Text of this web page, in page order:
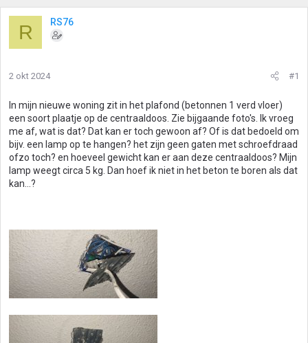
R RS76
2 okt 2024 #1
In mijn nieuwe woning zit in het plafond (betonnen 1 verd vloer)
een soort plaatje op de centraaldoos. Zie bijgaande foto's. Ik vroeg
me af, wat is dat? Dat kan er toch gewoon af? Of is dat bedoeld om
bijv. een lamp op te hangen? het zijn geen gaten met schroefdraad
ofzo toch? en hoeveel gewicht kan er aan deze centraaldoos? Mijn
lamp weegt circa 5 kg. Dan hoef ik niet in het beton te boren als dat
kan...?